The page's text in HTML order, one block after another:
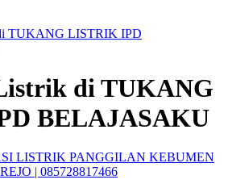
TUKANG LISTRIK IPD
di TUKANG
BELAJASAKU